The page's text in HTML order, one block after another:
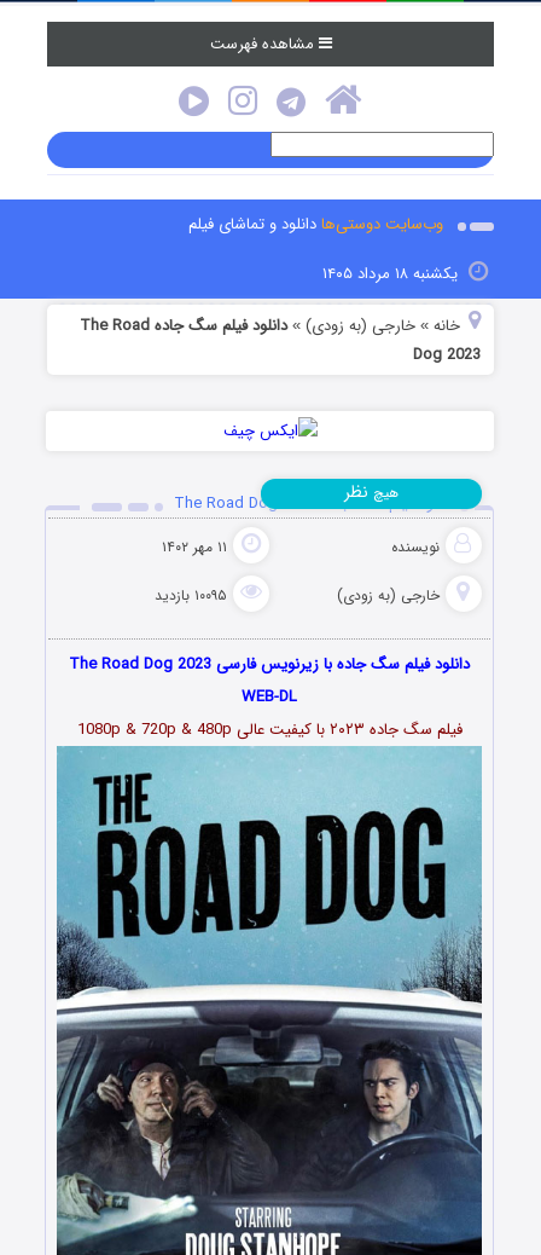
مشاهده فهرست
وب‌سایت دوستی‌هادانلود و تماشای فیلم
یکشنبه ۱۸ مرداد ۱۴۰۵
خانه »خارجی (به زودی) »
دانلود فیلم سگ جاده The Road
Dog 2023
دانلود فیلم سگ جاده The Road Dog 2023
نویسنده ۱۱ مهر ۱۴۰۲
خارجی (به زودی) ۱۰۰۹۵ بازدید
هیچ نظر
دانلود فیلم سگ جاده با زیرنویس فارسی The Road Dog 2023
WEB-DL
فیلم سگ جاده ۲۰۲۳
با کیفیت عالی 1080p & 720p & 480p